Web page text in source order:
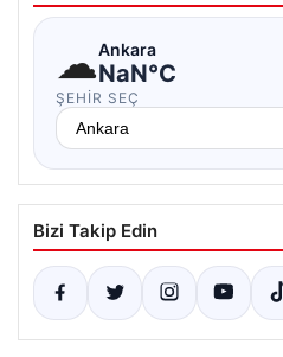
☁Ankara
NaN°C
ŞEHIR SEÇ
Bizi Takip Edin